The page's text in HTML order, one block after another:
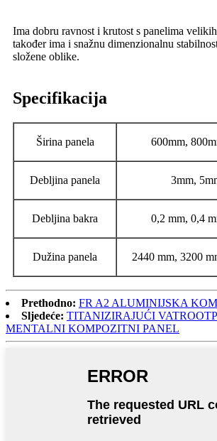
Ima dobru ravnost i krutost s panelima
također ima i snažnu dimenzionalnu
složene oblike.
Specifikacija
Širina panela 600mm,
Debljina panela 3mm,
Debljina bakra 0,2 mm, 0,4
Dužina panela 2440 mm, 3200
Prethodno: FR A2 ALUMINIJSKA
Sljedeće: TITANIZIRAJUĆI
MENTALNI KOMPOZITNI PANEL